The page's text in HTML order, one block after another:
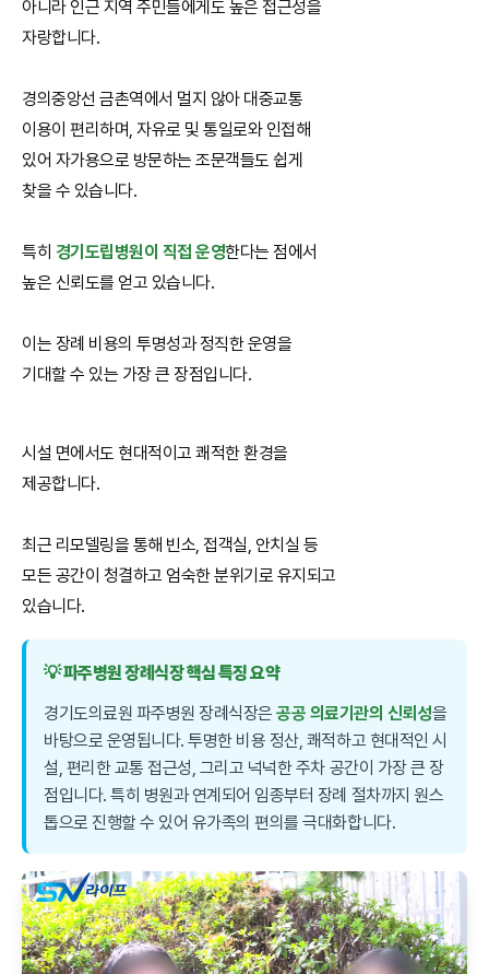
아니라 인근 지역 주민들에게도 높은 접근성을
자랑합니다.
경의중앙선 금촌역에서 멀지 않아 대중교통
이용이 편리하며, 자유로 및 통일로와 인접해
있어 자가용으로 방문하는 조문객들도 쉽게
찾을 수 있습니다.
특히 경기도립병원이 직접 운영한다는 점에서
높은 신뢰도를 얻고 있습니다.
이는 장례 비용의 투명성과 정직한 운영을
기대할 수 있는 가장 큰 장점입니다.
시설 면에서도 현대적이고 쾌적한 환경을
제공합니다.
최근 리모델링을 통해 빈소, 접객실, 안치실 등
모든 공간이 청결하고 엄숙한 분위기로 유지되고
있습니다.
💡 파주병원 장례식장 핵심 특징 요약
경기도의료원 파주병원 장례식장은공공 의료기관의 신뢰성을
바탕으로 운영됩니다. 투명한 비용 정산, 쾌적하고 현대적인 시
설, 편리한 교통 접근성, 그리고 넉넉한 주차 공간이 가장 큰 장
점입니다. 특히 병원과 연계되어 임종부터 장례 절차까지 원스
톱으로 진행할 수 있어 유가족의 편의를 극대화합니다.